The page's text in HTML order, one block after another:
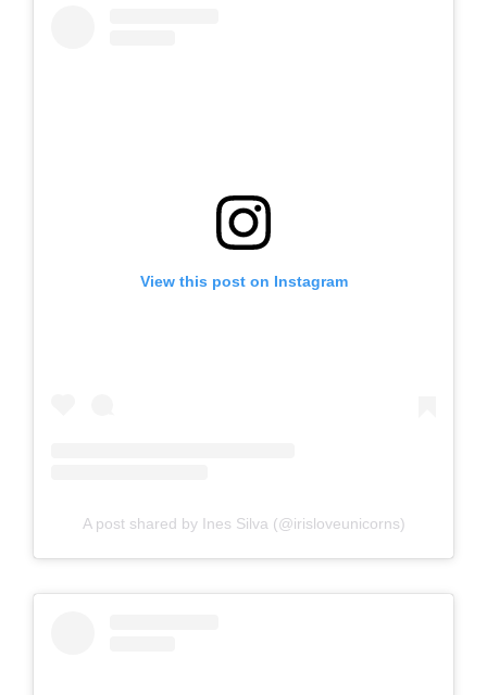
View this post on Instagram
A post shared by Ines Silva (@irisloveunicorns)